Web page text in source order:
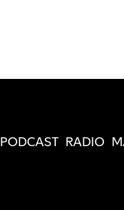
PODCAST RADIO